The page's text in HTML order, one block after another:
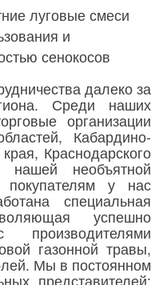
луговые смеси
и
сенокосов
далеко за
Среди наших
организации
Кабардино-
Краснодарского
необъятной
у нас
специальная
успешно
газонной травы,
Мы в постоянном
представителей: